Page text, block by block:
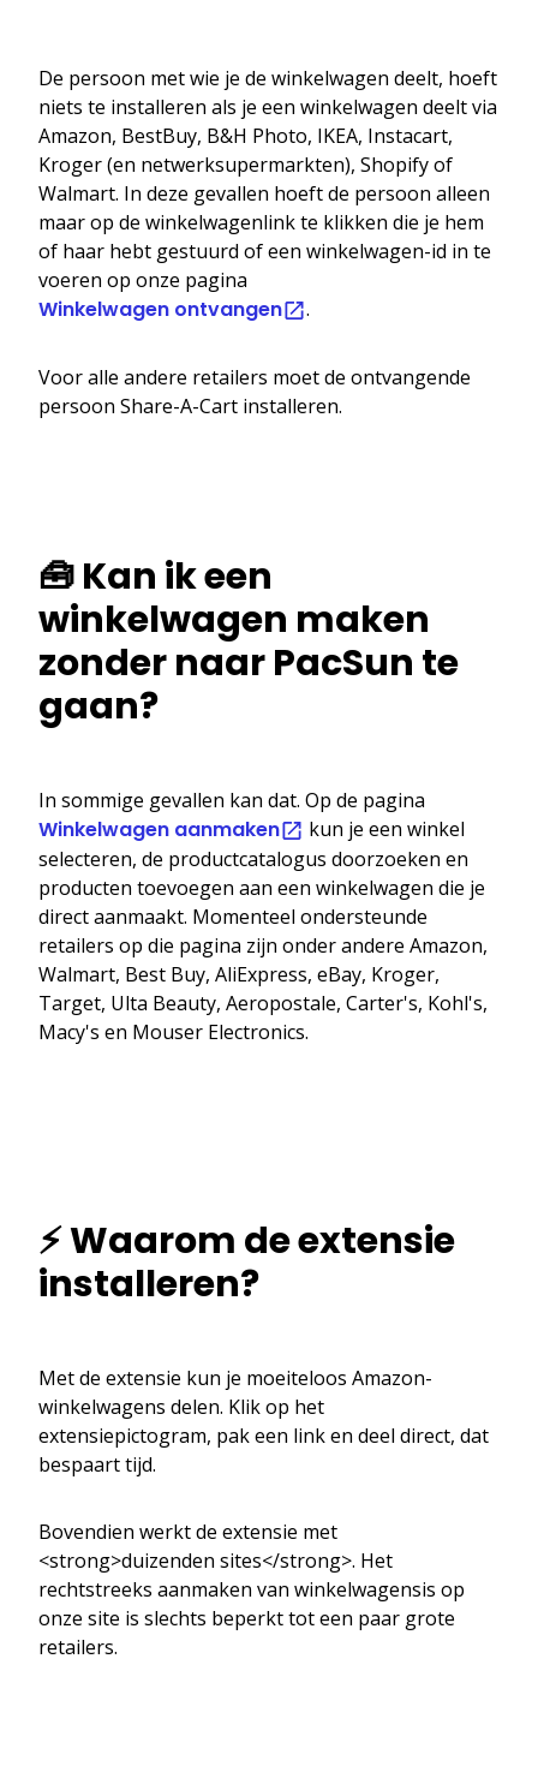
De persoon met wie je de winkelwagen deelt, hoeft
niets te installeren als je een winkelwagen deelt via
Amazon, BestBuy, B&H Photo, IKEA, Instacart,
Kroger (en netwerksupermarkten), Shopify of
Walmart. In deze gevallen hoeft de persoon alleen
maar op de winkelwagenlink te klikken die je hem
of haar hebt gestuurd of een winkelwagen-id in te
voeren op onze pagina
Winkelwagen ontvangen .
Voor alle andere retailers moet de ontvangende
persoon Share-A-Cart installeren.
🧰 Kan ik een
winkelwagen maken
zonder naar PacSun te
gaan?
In sommige gevallen kan dat. Op de pagina
Winkelwagen aanmaken
kun je een winkel
selecteren, de productcatalogus doorzoeken en
producten toevoegen aan een winkelwagen die je
direct aanmaakt. Momenteel ondersteunde
retailers op die pagina zijn onder andere Amazon,
Walmart, Best Buy, AliExpress, eBay, Kroger,
Target, Ulta Beauty, Aeropostale, Carter's, Kohl's,
Macy's en Mouser Electronics.
⚡ Waarom de extensie
installeren?
Met de extensie kun je moeiteloos Amazon-
winkelwagens delen. Klik op het
extensiepictogram, pak een link en deel direct, dat
bespaart tijd.
Bovendien werkt de extensie met
<strong>duizenden sites</strong>. Het
rechtstreeks aanmaken van winkelwagensis op
onze site is slechts beperkt tot een paar grote
retailers.